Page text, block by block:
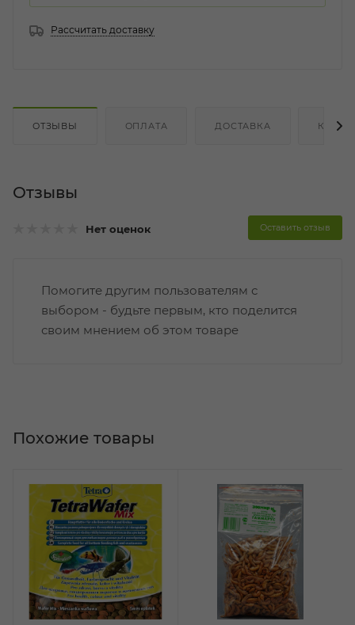
Рассчитать доставку
ОТЗЫВЫ ОПЛАТА ДОСТАВКА КАК
Отзывы
Нет оценок Оставить отзыв
Помогите другим пользователям с
выбором - будьте первым, кто поделится
своим мнением об этом товаре
Похожие товары